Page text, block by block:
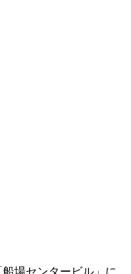
場センタービル」に